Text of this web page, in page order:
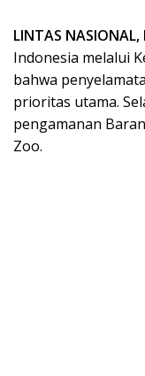
LINTAS NASIONAL,
Indonesia melalui
bahwa
prioritas utama.
pengamanan
Zoo.